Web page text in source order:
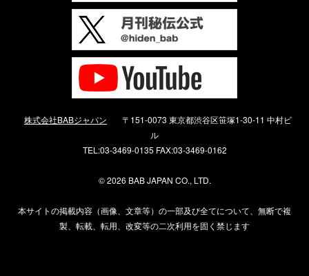
株式会社BABジャパン
〒151-0073 東京都渋谷区笹塚1-30-11 中村ビ
ル
TEL:03-3469-0135 FAX:03-3469-0162
©2026 BAB JAPAN CO., LTD.
本サイトの掲載内容（画像、文章等）の一部及び全てについて、無断で複
製、転載、転用、改変等の二次利用を固く禁じます